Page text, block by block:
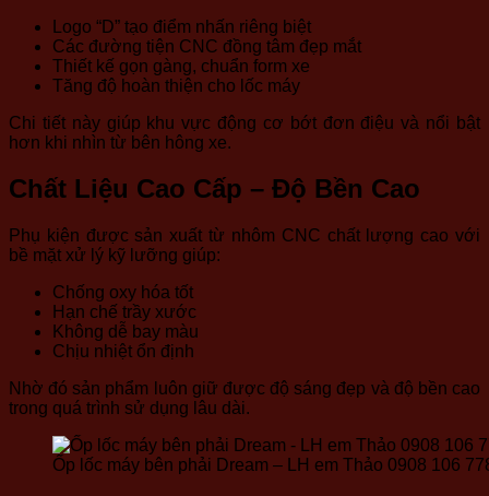
Logo “D” tạo điểm nhấn riêng biệt
Các đường tiện CNC đồng tâm đẹp mắt
Thiết kế gọn gàng, chuẩn form xe
Tăng độ hoàn thiện cho lốc máy
Chi tiết này giúp khu vực động cơ bớt đơn điệu và nổi bật
hơn khi nhìn từ bên hông xe.
Chất Liệu Cao Cấp – Độ Bền Cao
Phụ kiện được sản xuất từ nhôm CNC chất lượng cao với
bề mặt xử lý kỹ lưỡng giúp:
Chống oxy hóa tốt
Hạn chế trầy xước
Không dễ bay màu
Chịu nhiệt ổn định
Nhờ đó sản phẩm luôn giữ được độ sáng đẹp và độ bền cao
trong quá trình sử dụng lâu dài.
Ốp lốc máy bên phải Dream – LH em Thảo 0908 106